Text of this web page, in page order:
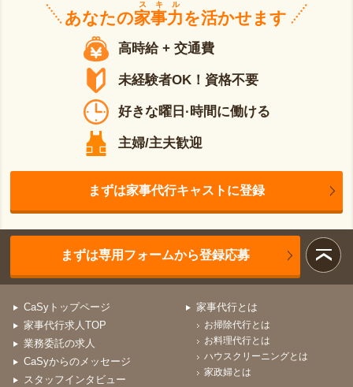
あなたの家事力
スキル
を活かせます
高時給 + 交通費
未経験者OK！資格不要
好きな曜日·時間に働ける
主婦/主夫歓迎
まずは家事代行キャストに登録
まずは専用フォームから登録応募
CaSyトップページ
家事代行求人TOP
業務委託の求人
CaSyからのメッセージ
スタッフインタビュー
家事代行とは
お掃除代行とは
お料理代行とは
ハウスクリーニングとは
家政婦とは